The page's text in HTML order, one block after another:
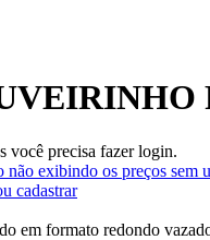
você precisa fazer login.
não exibindo os preços sem
cadastrar
em formato redondo